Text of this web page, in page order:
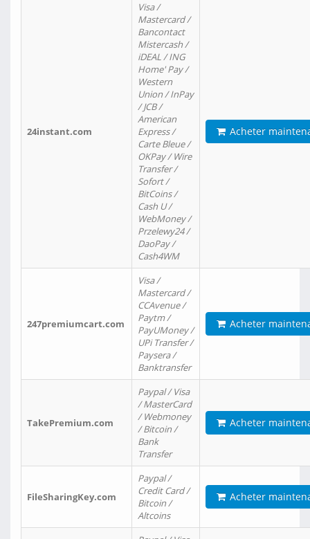
24instant.com
Visa /
Mastercard /
Bancontact
Mistercash /
iDEAL / ING
Home' Pay /
Western
Union / InPay
/ JCB /
American
Express /
Carte Bleue /
OKPay / Wire
Transfer /
Sofort /
BitCoins /
Cash U /
WebMoney /
Przelewy24 /
DaoPay /
Cash4WM
Acheter
247premiumcart.com
Visa /
Mastercard /
CCAvenue /
Paytm /
PayUMoney /
UPi Transfer /
Paysera /
Banktransfer
Acheter
TakePremium.com
Paypal / Visa
/ MasterCard
/ Webmoney
/ Bitcoin /
Bank
Transfer
Acheter
FileSharingKey.com
Paypal /
Credit Card /
Bitcoin /
Altcoins
Acheter